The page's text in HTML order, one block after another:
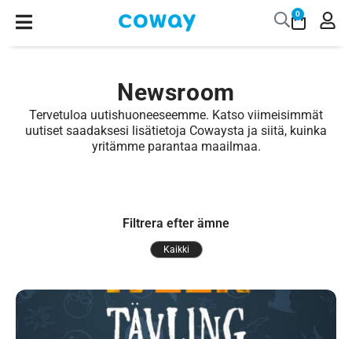
0
Newsroom
Tervetuloa uutishuoneeseemme. Katso viimeisimmät
uutiset saadaksesi lisätietoja Cowaysta ja siitä, kuinka
yritämme parantaa maailmaa.
Filtrera efter ämne
Kaikki